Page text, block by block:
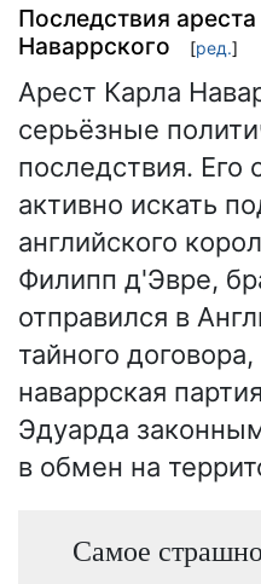
Последствия
Наваррского
[ред.]
Арест Карла
серьёзные
последствия. Его
активно искать
английского
Филипп д'Эвре,
отправился в
тайного
наваррская
Эдуарда
в обмен на
Самое